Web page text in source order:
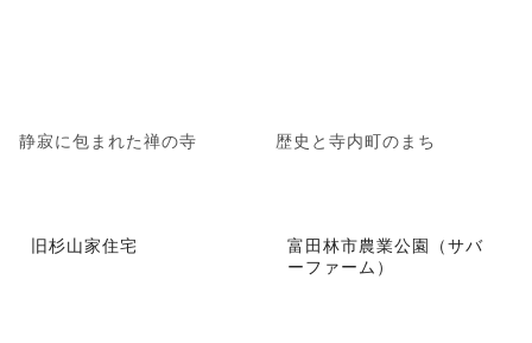
静寂に包まれた禅の寺 歴史と寺内町のまち
旧杉山家住宅
富田林市農業公園（サバ
ーファーム）